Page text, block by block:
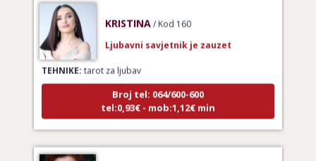
TEHNIKE:tarot za ljubav
Broj tel: 064/600-600
tel:0,93€ - mob:1,12€ min